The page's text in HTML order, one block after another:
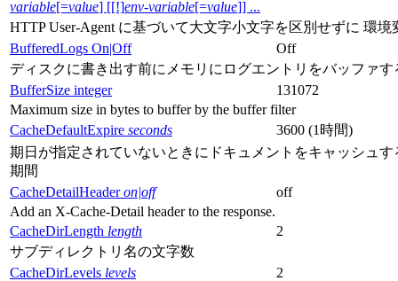
variable[=value] [[!]env-variable[=value]] ...
HTTP User-Agent に基づいて大文字小文字を区別せずに 環
BufferedLogs On|Off
Off
ディスクに書き出す前にメモリにログエントリをバッファす
BufferSize integer
131072
Maximum size in bytes to buffer by the buffer filter
CacheDefaultExpire seconds
3600 (1時間)
期日が指定されていないときにドキュメントをキャッシュ
期間
CacheDetailHeaderon|off
off
Add an X-Cache-Detail header to the response.
CacheDirLength length
2
サブディレクトリ名の文字数
CacheDirLevels levels
2